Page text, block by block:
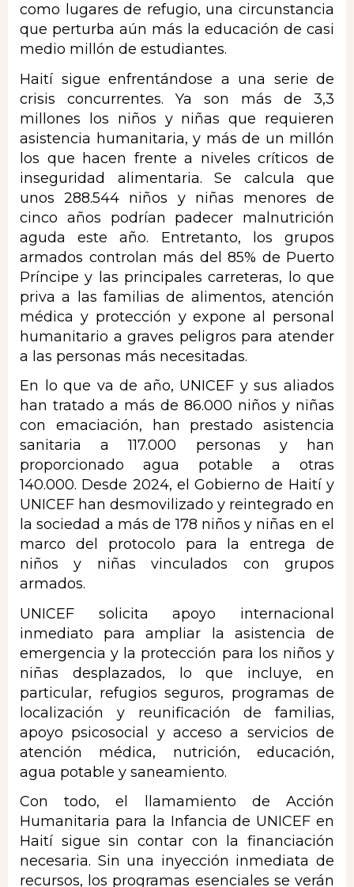
como lugares de refugio, una circunstancia
que perturba aún más la educación de casi
medio millón de estudiantes.
Haití sigue enfrentándose a una serie de
crisis concurrentes. Ya son más de 3,3
millones los niños y niñas que requieren
asistencia humanitaria, y más de un millón
los que hacen frente a niveles críticos de
inseguridad alimentaria. Se calcula que
unos 288.544 niños y niñas menores de
cinco años podrían padecer malnutrición
aguda este año. Entretanto, los grupos
armados controlan más del 85% de Puerto
Príncipe y las principales carreteras, lo que
priva a las familias de alimentos, atención
médica y protección y expone al personal
humanitario a graves peligros para atender
a las personas más necesitadas.
En lo que va de año, UNICEF y sus aliados
han tratado a más de 86.000 niños y niñas
con emaciación, han prestado asistencia
sanitaria a 117.000 personas y han
proporcionado agua potable a otras
140.000. Desde 2024, el Gobierno de Haití y
UNICEF han desmovilizado y reintegrado en
la sociedad a más de 178 niños y niñas en el
marco del protocolo para la entrega de
niños y niñas vinculados con grupos
armados.
UNICEF solicita apoyo internacional
inmediato para ampliar la asistencia de
emergencia y la protección para los niños y
niñas desplazados, lo que incluye, en
particular, refugios seguros, programas de
localización y reunificación de familias,
apoyo psicosocial y acceso a servicios de
atención médica, nutrición, educación,
agua potable y saneamiento.
Con todo, el llamamiento de Acción
Humanitaria para la Infancia de UNICEF en
Haití sigue sin contar con la financiación
necesaria. Sin una inyección inmediata de
recursos, los programas esenciales se verán